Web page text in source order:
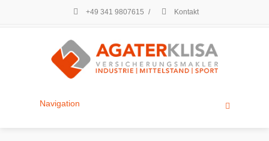
+49 341 9807615 / Kontakt
Navigation